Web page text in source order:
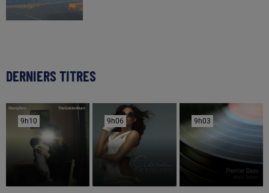
DERNIERS TITRES
9h10
9h10 9h06
9h06 9h03
9h03